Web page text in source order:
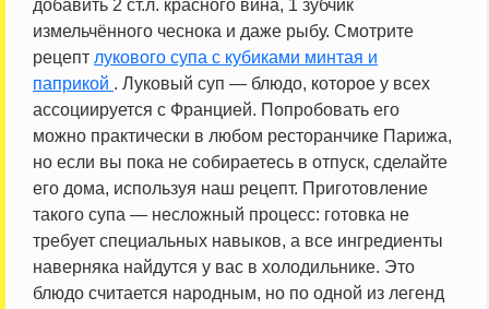
добавить 2 ст.л. красного вина, 1 зубчик
измельчённого чеснока и даже рыбу. Смотрите
рецепт лукового супа с кубиками минтая и
паприкой . Луковый суп — блюдо, которое у всех
ассоциируется с Францией. Попробовать его
можно практически в любом ресторанчике Парижа,
но если вы пока не собираетесь в отпуск, сделайте
его дома, используя наш рецепт. Приготовление
такого супа — несложный процесс: готовка не
требует специальных навыков, а все ингредиенты
наверняка найдутся у вас в холодильнике. Это
блюдо считается народным, но по одной из легенд